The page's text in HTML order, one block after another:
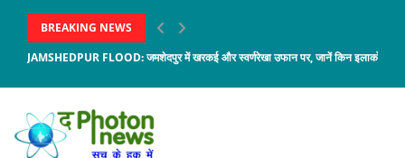
BREAKING NEWS
JAMSHEDPUR FLOOD: जमशेदपुर में खरकई और स्वर्णरेखा उफान पर, जानें किन इलाकों में